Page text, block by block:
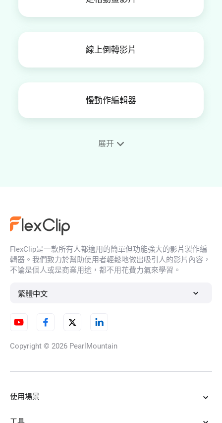
線上倒轉影片
慢動作編輯器
YouTube縮圖製作器
展开
FlexClip是一款所有人都適用的簡單但功能強大的影片製作編
輯器。我們致力於幫助使用者輕鬆地做出吸引人的影片內容，
不論是個人或是商業用途，都不用花費力氣來學習。
繁體中文
Copyright © 2026 PearlMountain
使用場景